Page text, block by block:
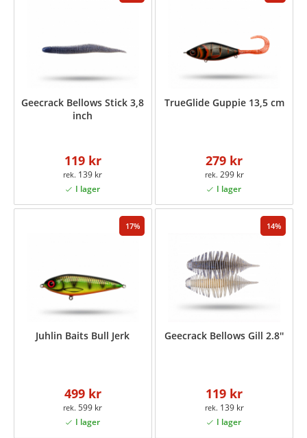
Geecrack Bellows Stick 3,8
inch
119 kr
139 kr
TrueGlide Guppie 13,5 cm
279 kr
299 kr
17
Juhlin Baits Bull Jerk
499 kr
599 kr
14
Geecrack Bellows Gill 2.8''
119 kr
139 kr